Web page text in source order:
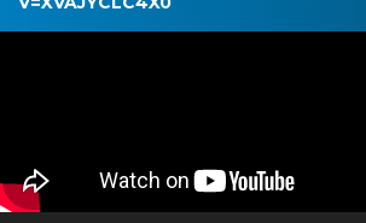
Pemutar